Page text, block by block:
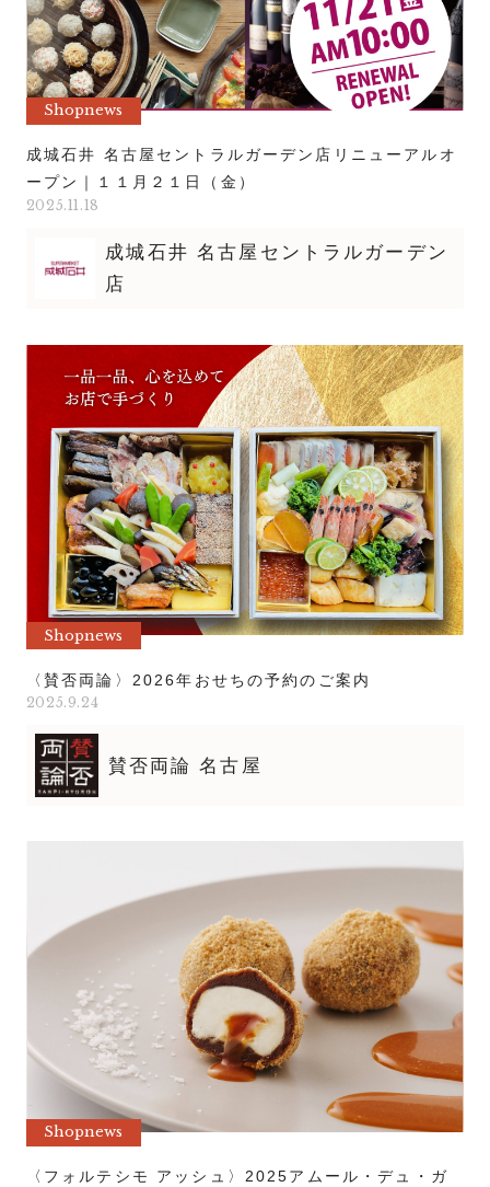
Shopnews
成城石井 名古屋セントラルガーデン店リニューアルオ
ープン｜１１月２１日（金）
2025.11.18
成城石井 名古屋セントラルガーデン
店
Shopnews
〈賛否両論〉2026年おせちの予約のご案内
2025.9.24
賛否両論 名古屋
Shopnews
〈フォルテシモ アッシュ〉2025アムール・デュ・ガ